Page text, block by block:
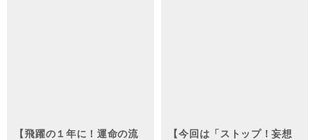
【飛躍の１年に！運命の流
【今回は「ストップ！妄想